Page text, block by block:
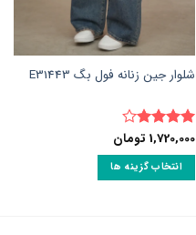
شلوار جین زنانه فول بگ E31443
نمره4
از 5
1,720,000 تومان
انتخاب گزینه ها